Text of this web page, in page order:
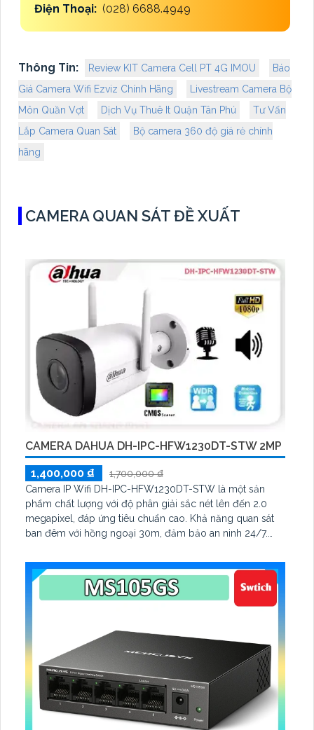
Điện Thoại: (028) 6688.4949
Thông Tin: Review KIT Camera Cell PT 4G IMOU
Báo
Giá Camera Wifi Ezviz Chính Hãng
Livestream Camera Bộ
Môn Quần Vợt
Dịch Vụ Thuê It Quận Tân Phú
Tư Vấn
Lắp Camera Quan Sát
Bộ camera 360 độ giá rẻ chính
hãng
CAMERA QUAN SÁT ĐỀ XUẤT
CAMERA DAHUA DH-IPC-HFW1230DT-STW 2MP
1,400,000 ₫
1,700,000 ₫
Camera IP Wifi DH-IPC-HFW1230DT-STW là một sản
phẩm chất lượng với độ phân giải sắc nét lên đến 2.0
megapixel, đáp ứng tiêu chuẩn cao. Khả năng quan sát
ban đêm với hồng ngoại 30m, đảm bảo an ninh 24/7.
chất lượng truyền dẫn